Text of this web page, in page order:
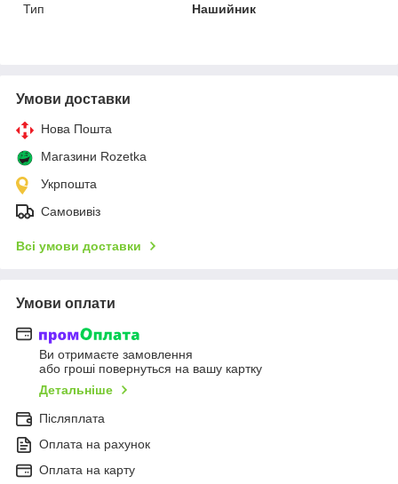
Тип
Нашийник
Умови доставки
Нова Пошта
Магазини Rozetka
Укрпошта
Самовивіз
Всі умови доставки
Умови оплати
Ви отримаєте замовлення
або гроші повернуться на вашу картку
Детальніше
Післяплата
Оплата на рахунок
Оплата на карту